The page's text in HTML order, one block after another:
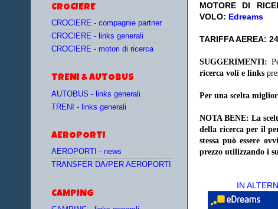
MOTORE DI
VOLO: Edreams
TARIFFA AEREA:
SUGGERIMENTI:
ricerca voli e links
Per una scelta
NOTA BENE: La
della ricerca per il
stessa può essere
prezzo utilizzando i
IN
CROCIERE
CROCIERE - compagnie partner
CROCIERE - links generali
CROCIERE - motori di ricerca
TRENI & AUTOBUS
AUTOBUS - links generali
TRENI - links generali
AEROPORTI
AEROPORTI - news
TRANSFER DA/PER AEROPORTI
CAMPING